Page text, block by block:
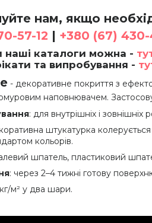
нам, якщо
57-12 | +380 (67)
наші каталоги можна -
та випробування -
- декоративне покриття з
наповнювачем.
: для внутрішніх і зовнішніх
штукатурка
кольорів.
шпатель, пластиковий
: через 2–4 тижні готову
кг/м² у два шари.